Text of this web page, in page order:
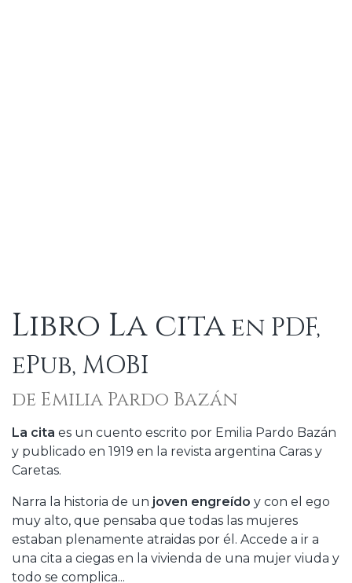
Libro La citaen PDF,
ePub, MOBI
de Emilia Pardo Bazán
La cita es un cuento escrito por Emilia Pardo Bazán
y publicado en 1919 en la revista argentina Caras y
Caretas.
Narra la historia de un joven engreído y con el ego
muy alto, que pensaba que todas las mujeres
estaban plenamente atraidas por él. Accede a ir a
una cita a ciegas en la vivienda de una mujer viuda y
todo se complica...